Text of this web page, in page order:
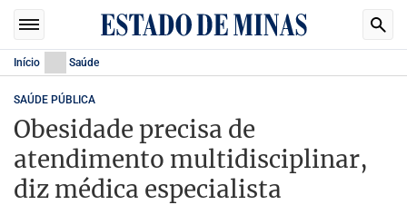
Início Saúde
SAÚDE PÚBLICA
Obesidade precisa de
atendimento multidisciplinar,
diz médica especialista